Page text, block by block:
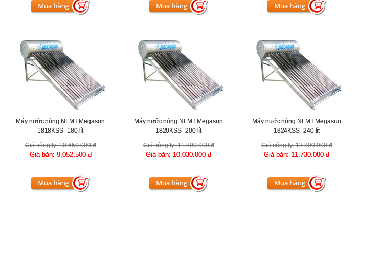
Máy nước nóng NLMT Megasun
1818KSS- 180 lít
Giá công ty:10.650.000 đ
Giá bán: 9.052.500 đ
Máy nước nóng NLMT Megasun
1820KSS- 200 lít
Giá công ty:11.800.000 đ
Giá bán: 10.030.000 đ
Máy nước nóng NLMT Megasun
1824KSS- 240 lít
Giá công ty:13.800.000 đ
Giá bán: 11.730.000 đ